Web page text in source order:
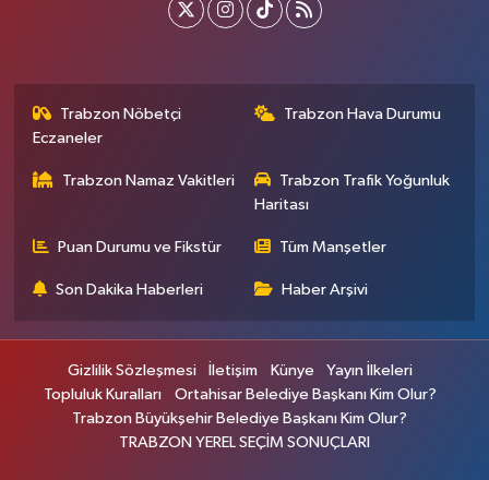
Trabzon Nöbetçi
Eczaneler
Trabzon Hava Durumu
Trabzon Namaz Vakitleri
Trabzon Trafik Yoğunluk
Haritası
Puan Durumu ve Fikstür Tüm Manşetler
Son Dakika Haberleri Haber Arşivi
Gizlilik Sözleşmesi İletişim Künye
Yayın İlkeleri
Topluluk Kuralları
Ortahisar Belediye Başkanı Kim Olur?
Trabzon Büyükşehir Belediye Başkanı Kim Olur?
TRABZON YEREL SEÇİM SONUÇLARI